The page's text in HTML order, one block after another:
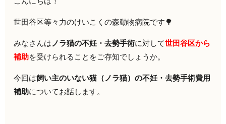
世田谷区等々力のけいこくの森動物病院です🌳
みなさんはノラ猫の不妊・去勢手術に対して世田谷区から
補助を受けられることをご存知でしょうか。
今回は飼い主のいない猫（ノラ猫）の不妊・去勢手術費用
補助についてお話します。